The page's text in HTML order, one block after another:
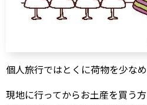
個人旅行ではとくに荷物を少な
現地に行ってからお土産を買う